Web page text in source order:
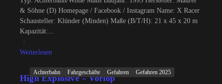
& Söhne (D) Homepage / Facebook / Instagram Name: X Racer
Schausteller: Klünder (Minden) Maße (B/T/H): 21 x 45 x 20 m
Kapazität:...
Weiterlesen
Achterbahn Fahrgeschäfte Gefahren Gefahren 2025
High Explosive – Vorlop